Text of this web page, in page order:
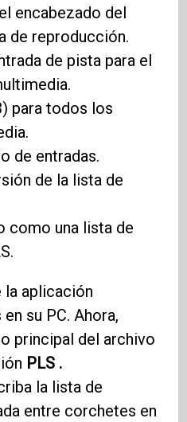
el encabezado del
de reproducción.
de pista para el
para todos los
de entradas.
de la lista de
como una lista de
la aplicación
su PC. Ahora,
principal del archivo
PLS .
la lista de
entre corchetes en